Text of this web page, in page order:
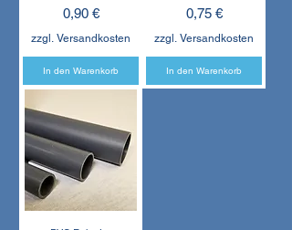
Preis
0,90 €
zzgl. Versandkosten
In den Warenkorb
Preis
0,75 €
zzgl. Versandkosten
In den Warenkorb